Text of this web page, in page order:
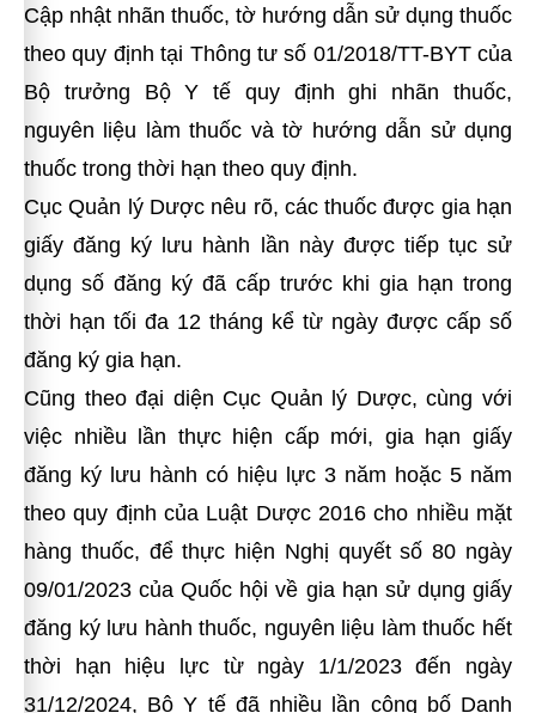
Cập nhật nhãn thuốc, tờ hướng dẫn sử dụng thuốc
theo quy định tại Thông tư số 01/2018/TT-BYT của
Bộ trưởng Bộ Y tế quy định ghi nhãn thuốc,
nguyên liệu làm thuốc và tờ hướng dẫn sử dụng
thuốc trong thời hạn theo quy định.
Cục Quản lý Dược nêu rõ, các thuốc được gia hạn
giấy đăng ký lưu hành lần này được tiếp tục sử
dụng số đăng ký đã cấp trước khi gia hạn trong
thời hạn tối đa 12 tháng kể từ ngày được cấp số
đăng ký gia hạn.
Cũng theo đại diện Cục Quản lý Dược, cùng với
việc nhiều lần thực hiện cấp mới, gia hạn giấy
đăng ký lưu hành có hiệu lực 3 năm hoặc 5 năm
theo quy định của Luật Dược 2016 cho nhiều mặt
hàng thuốc, để thực hiện Nghị quyết số 80 ngày
09/01/2023 của Quốc hội về gia hạn sử dụng giấy
đăng ký lưu hành thuốc, nguyên liệu làm thuốc hết
thời hạn hiệu lực từ ngày 1/1/2023 đến ngày
31/12/2024, Bộ Y tế đã nhiều lần công bố Danh